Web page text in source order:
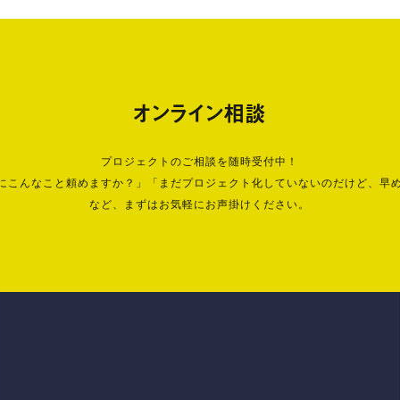
オンライン相談
プロジェクトのご相談を随時受付中！
こんなこと頼めますか？」「まだプロジェクト化していないのだけど、早
など、まずはお気軽にお声掛けください。